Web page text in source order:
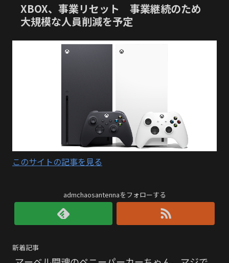
XBOX、事業リセット 事業継続のため
大規模な人員削減を予定
このサイトの記事を見る
admchaosantennaをフォローする
新着記事